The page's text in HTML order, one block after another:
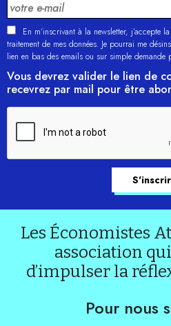
En m'inscrivant à la newsletter, j’accepte la
traitement de mes données. Je pourrai me
lien en bas des emails ou sur simple
Vous devrez valider le lien de
recevrez par mail pour être
Les Économistes
association
d’impulser la
Pour nous